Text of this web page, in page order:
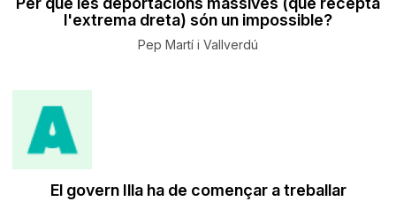
l'extrema dreta) són un impossible?
Pep Martí i Vallverdú
El govern Illa ha de començar a treballar